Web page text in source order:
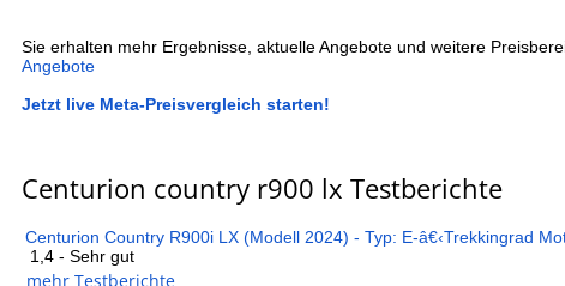
Sie erhalten mehr Ergebnisse, aktuelle Angebote und weitere
Angebote
Jetzt live Meta-Preisvergleich starten!
Centurion country r900 lx Testberichte
Centurion Country R900i LX (Modell 2024) - Typ: E-â€‹Trekkingrad
1,4 - Sehr gut
mehr Testberichte